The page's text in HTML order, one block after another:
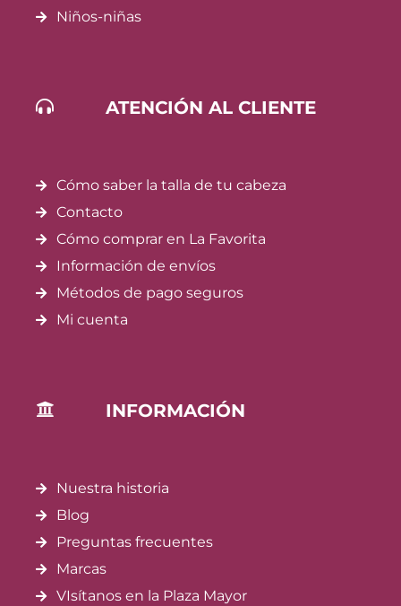
Niños-niñas
ATENCIÓN AL CLIENTE
Cómo saber la talla de tu cabeza
Contacto
Cómo comprar en La Favorita
Información de envíos
Métodos de pago seguros
Mi cuenta
INFORMACIÓN
Nuestra historia
Blog
Preguntas frecuentes
Marcas
VIsítanos en la Plaza Mayor